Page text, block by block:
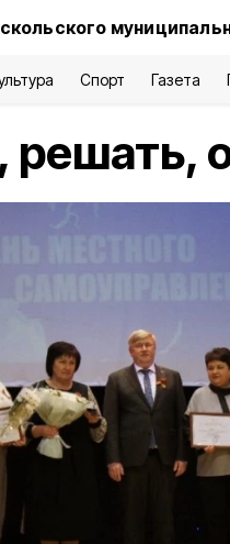
Спорт Газета